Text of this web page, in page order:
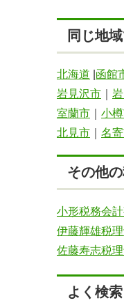
同じ地
北海道 函館
岩見沢市
室蘭市
小
北見市
名
その他
小形税務会
伊藤輝雄税
佐藤寿志税
よく検